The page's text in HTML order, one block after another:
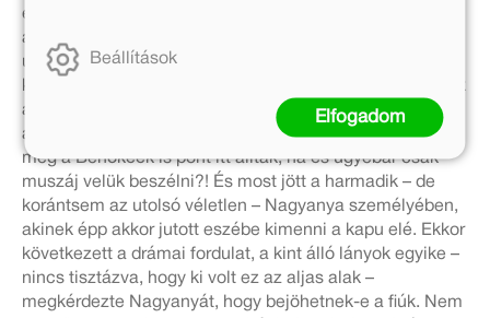
egy doboz csokit, amit tudvalevőleg utálok, és felraktuk
a lemezeket, és próbáltunk táncolni, és meguntuk, és
uzsonnáztunk, ezt ugyan nem unták meg, de csak abba
kellett hagyni. Aztán mély unalom borult a tájra. A Méliék
a kapu alatt futballoztak, és „egész véletlenül” kinéztek
a kapun. A Sors csodálatos véletlene folytán a Barabás
meg a Benőkéék is pont itt álltak, na és ugyebár csak
muszáj velük beszélni?! És most jött a harmadik – de
korántsem az utolsó véletlen – Nagyanya személyében,
akinek épp akkor jutott eszébe kimenni a kapu elé. Ekkor
következett a drámai fordulat, a kint álló lányok egyike –
nincs tisztázva, hogy ki volt ez az aljas alak –
megkérdezte Nagyanyát, hogy bejöhetnek-e a fiúk. Nem
Beállítások
Elfogadom